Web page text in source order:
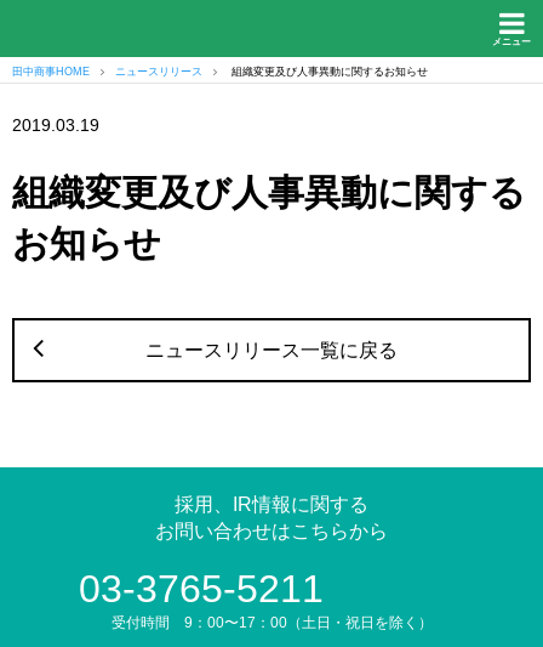
メニュー
田中商事HOME ニュースリリース 組織変更及び人事異動に関するお知らせ
2019.03.19
組織変更及び人事異動に関する
お知らせ
ニュースリリース一覧に戻る
採用、IR情報に関する
お問い合わせはこちらから
03-3765-5211
受付時間 9：00〜17：00（土日・祝日を除く）